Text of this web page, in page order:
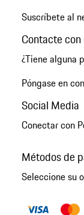
Suscríbete al
Contacte
¿Tiene alguna
Póngase en
Social Media
Conectar con
Métodos de
Seleccione su